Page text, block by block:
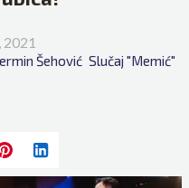
2021
Šehović Slučaj "Memić"